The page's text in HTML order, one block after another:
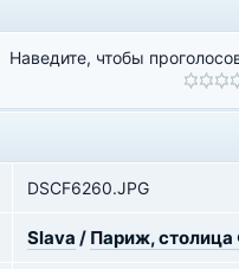
Наведите, чтобы
DSCF6260.JPG
Slava / Париж,